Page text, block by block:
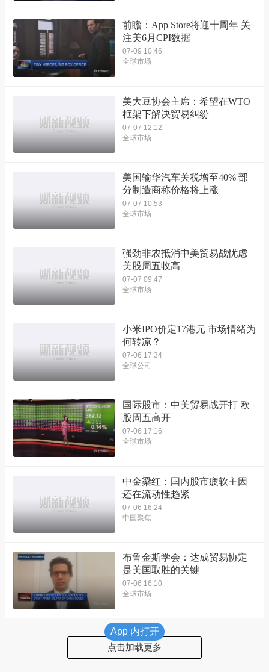
前瞻：App Store将迎十周年 关
注美6月CPI数据
07-09 10:46
全球市场
美大豆协会主席：希望在WTO
框架下解决贸易纠纷
07-07 12:12
全球市场
美国输华汽车关税增至40% 部
分制造商称价格将上涨
07-07 10:53
全球市场
强劲非农抵消中美贸易战忧虑
美股周五收高
07-07 09:47
全球市场
小米IPO价定17港元 市场情绪为
何转凉？
07-06 17:34
全球公司
国际股市：中美贸易战开打 欧
股周五高开
07-06 17:16
全球市场
中金梁红：国内股市疲软主因
还在流动性趋紧
07-06 16:24
中国聚焦
布鲁金斯学会：达成贸易协定
是美国取胜的关键
07-06 16:10
全球市场
点击加载更多
App 内打开